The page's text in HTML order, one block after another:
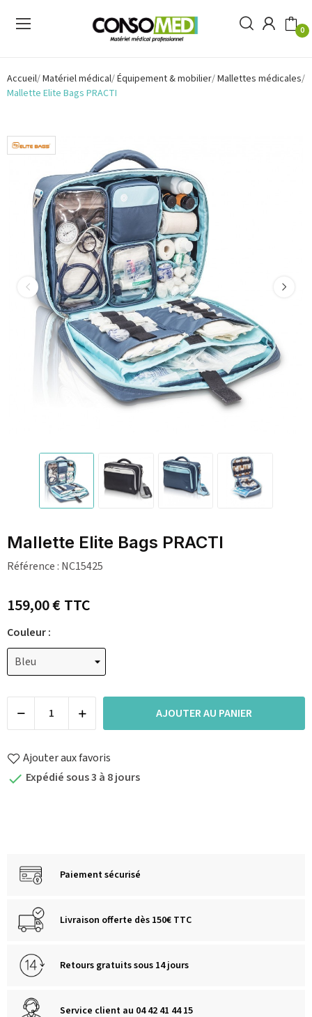
0
Accueil Matériel médical Équipement & mobilier Mallettes médicales
Mallette Elite Bags PRACTI
Mallette Elite Bags PRACTI
Référence : NC15425
159,00 €TTC
Couleur :
AJOUTER AU PANIER
Ajouter aux favoris
 Expédié sous 3 à 8 jours
Paiement sécurisé
Livraison offerte dès 150€ TTC
Retours gratuits sous 14 jours
Service client au 04 42 41 44 15